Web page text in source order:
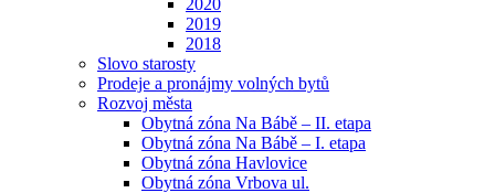
2020
2019
2018
Slovo starosty
Prodeje a pronájmy volných bytů
Rozvoj města
Obytná zóna Na Bábě – II. etapa
Obytná zóna Na Bábě – I. etapa
Obytná zóna Havlovice
Obytná zóna Vrbova ul.